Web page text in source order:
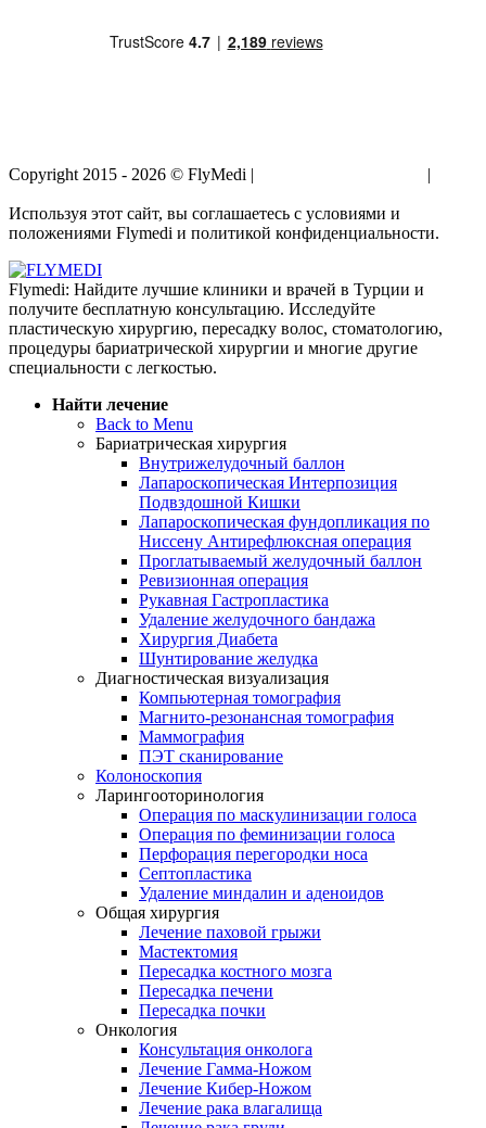
Copyright 2015 - 2026 © FlyMedi |
|
Используя этот сайт, вы соглашаетесь с условиями и
положениями Flymedi и политикой конфиденциальности.
Flymedi: Найдите лучшие клиники и врачей в Турции и
получите бесплатную консультацию. Исследуйте
пластическую хирургию, пересадку волос, стоматологию,
процедуры бариатрической хирургии и многие другие
специальности с легкостью.
Найти лечение
Back to Menu
Бариатрическая хирургия
Внутрижелудочный баллон
Лапароскопическая Интерпозиция
Подвздошной Кишки
Лапароскопическая фундопликация по
Ниссену Антирефлюксная операция
Проглатываемый желудочный баллон
Ревизионная операция
Рукавная Гастропластика
Удаление желудочного бандажа
Хирургия Диабета
Шунтирование желудка
Диагностическая визуализация
Компьютерная томография
Магнито-резонансная томография
Маммография
ПЭТ сканирование
Колоноскопия
Ларингооторинология
Операция по маскулинизации голоса
Операция по феминизации голоса
Перфорация перегородки носа
Септопластика
Удаление миндалин и аденоидов
Общая хирургия
Лечение паховой грыжи
Мастектомия
Пересадка костного мозга
Пересадка печени
Пересадка почки
Онкология
Консультация онколога
Лечение Гамма-Ножом
Лечение Кибер-Ножом
Лечение рака влагалища